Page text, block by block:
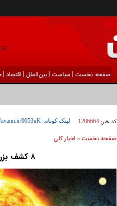
صفحه نخست | سیاست |بين‌الملل | اقتصاد |
کد خبر: 1206664 لینک کوتاه:
صفحه نخست» اخبار كلی
۸ کشف بزرگ سال ۲۰۲۳ در مورد سیارات فراخورشیدی